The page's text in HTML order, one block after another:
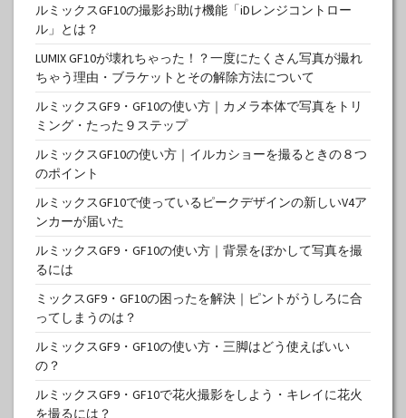
ルミックスGF10の撮影お助け機能「iDレンジコントロー
ル」とは？
LUMIX GF10が壊れちゃった！？一度にたくさん写真が撮れ
ちゃう理由・ブラケットとその解除方法について
ルミックスGF9・GF10の使い方｜カメラ本体で写真をトリ
ミング・たった９ステップ
ルミックスGF10の使い方｜イルカショーを撮るときの８つ
のポイント
ルミックスGF10で使っているピークデザインの新しいV4ア
ンカーが届いた
ルミックスGF9・GF10の使い方｜背景をぼかして写真を撮
るには
ミックスGF9・GF10の困ったを解決｜ピントがうしろに合
ってしまうのは？
ルミックスGF9・GF10の使い方・三脚はどう使えばいい
の？
ルミックスGF9・GF10で花火撮影をしよう・キレイに花火
を撮るには？